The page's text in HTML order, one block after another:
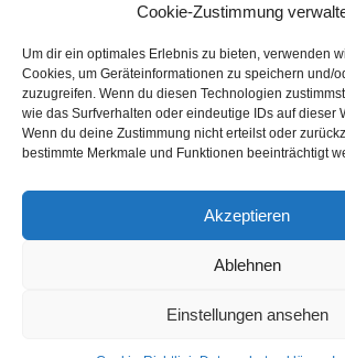
Cookie-Zustimmung
Um dir ein optimales Erlebnis zu bieten, verwenden
Cookies, um Geräteinformationen zu speichern und/
zuzugreifen. Wenn du diesen Technologien
wie das Surfverhalten oder eindeutige IDs auf dieser
Wenn du deine Zustimmung nicht erteilst oder
bestimmte Merkmale und Funktionen beeinträchtigt
Akzeptieren
Ablehnen
Einstellungen ansehen
Impressum
Datenschutzerklärung
Nutzungsbedingungen | Haftungsausschluss
AGB